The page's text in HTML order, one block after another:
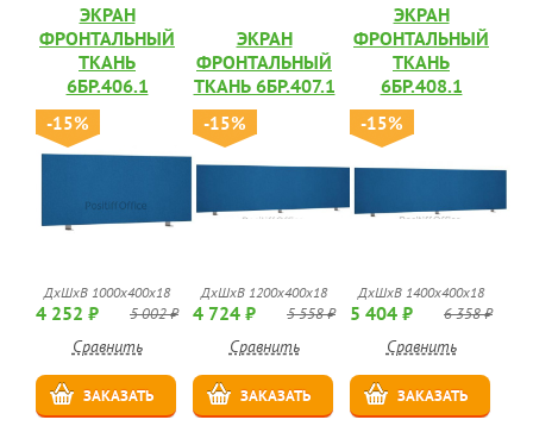
ЭКРАН
ФРОНТАЛЬНЫЙ
ТКАНЬ
6БР.406.1
-15%
ДхШхВ 1000х400х18
4 252 ₽ 5 002 ₽
Сравнить
ЗАКАЗАТЬ
ЭКРАН
ФРОНТАЛЬНЫЙ
ТКАНЬ 6БР.407.1
-15%
ДхШхВ 1200х400х18
4 724 ₽ 5 558 ₽
Сравнить
ЗАКАЗАТЬ
ЭКРАН
ФРОНТАЛЬНЫЙ
ТКАНЬ
6БР.408.1
-15%
ДхШхВ 1400х400х18
5 404 ₽ 6 358 ₽
Сравнить
ЗАКАЗАТЬ